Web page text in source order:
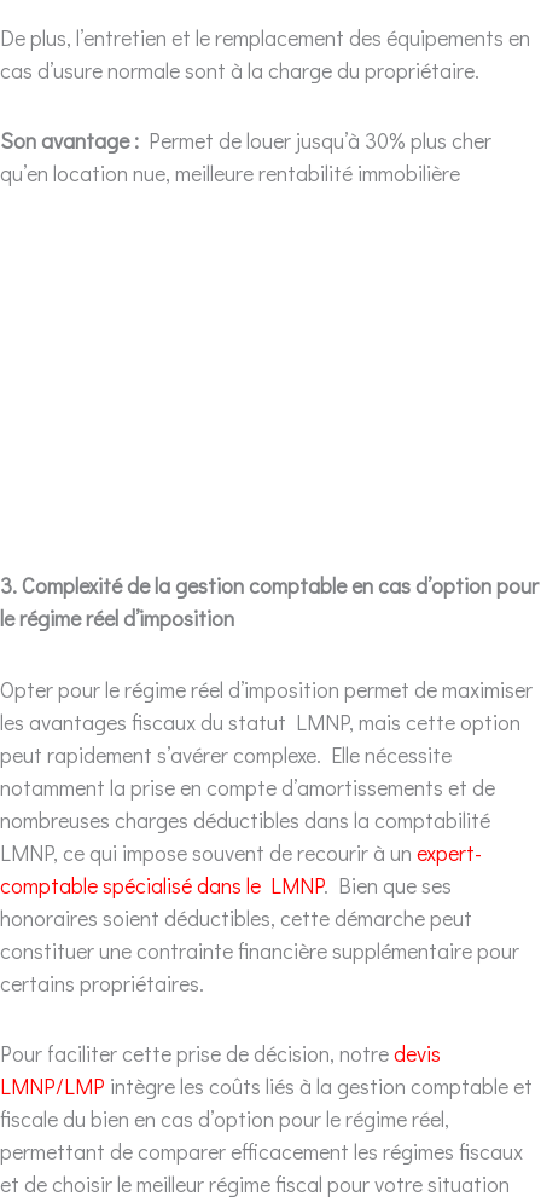
De plus, l’entretien et le remplacement des équipements en
cas d’usure normale sont à la charge du propriétaire.
Son avantage : Permet de louer jusqu’à 30% plus cher
qu’en location nue, meilleure rentabilité immobilière
3. Complexité de la gestion comptable en cas d’option pour
le régime réel d’imposition
Opter pour le régime réel d’imposition permet de maximiser
les avantages fiscaux du statut LMNP, mais cette option
peut rapidement s’avérer complexe. Elle nécessite
notamment la prise en compte d’amortissements et de
nombreuses charges déductibles dans la comptabilité
LMNP, ce qui impose souvent de recourir à un expert-
comptable spécialisé dans le LMNP. Bien que ses
honoraires soient déductibles, cette démarche peut
constituer une contrainte financière supplémentaire pour
certains propriétaires.
Pour faciliter cette prise de décision, notredevis
LMNP/LMP intègre les coûts liés à la gestion comptable et
fiscale du bien en cas d’option pour le régime réel,
permettant de comparer efficacement les régimes fiscaux
et de choisir le meilleur régime fiscal pour votre situation